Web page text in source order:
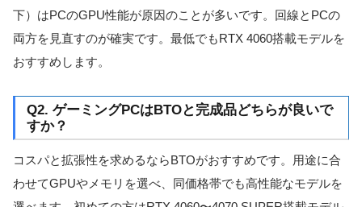
下）はPCのGPU性能が原因のことが多いです。回線とPCの
両方を見直すのが確実です。最低でもRTX 4060搭載モデルを
おすすめします。
Q2. ゲーミングPCはBTOと完成品どちらが良いで
すか？
コスパと拡張性を求めるならBTOがおすすめです。用途に合
わせてGPUやメモリを選べ、同価格帯でも高性能なモデルを